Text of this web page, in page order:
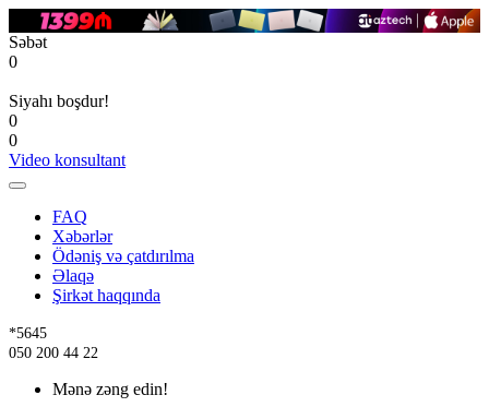
Səbət
0
Siyahı boşdur!
0
0
Video konsultant
FAQ
Xəbərlər
Ödəniş və çatdırılma
Əlaqə
Şirkət haqqında
*5645
050 200 44 22
Mənə zəng edin!